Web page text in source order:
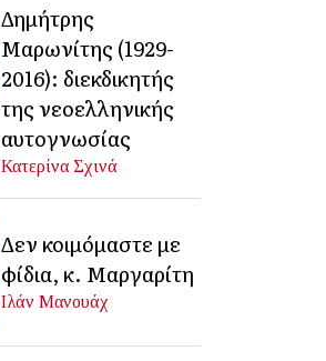
Δημήτρης
Μαρωνίτης (1929-
2016): διεκδικητής
της νεοελληνικής
αυτογνωσίας
Κατερίνα Σχινά
Δεν κοιμόμαστε με
φίδια, κ. Μαργαρίτη
Ιλάν Μανουάχ